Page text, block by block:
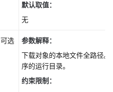
默认取值：
无
可选
参数解释：
下载对象的本地文件全路径
序的运行目录。
约束限制：